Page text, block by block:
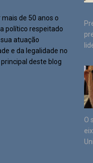
de 50 anos o
político respeitado
atuação
e da legalidade no
deste blog
O